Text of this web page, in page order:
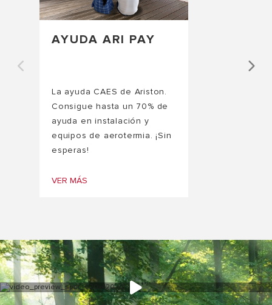
AYUDA ARI PAY
La ayuda CAES de Ariston.
Consigue hasta un 70% de
ayuda en instalación y
equipos de aerotermia. ¡Sin
esperas!
VER MÁS